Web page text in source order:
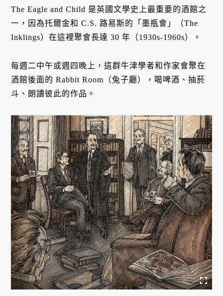
The Eagle and Child 是英國文學史上最重要的酒館之
一，因為托爾金和 C.S. 路易斯的「墨瓶會」（The
Inklings）在這裡聚會長達 30 年（1930s-1960s）。
每週二中午或週四晚上，這群牛津學者和作家會聚在
酒館後面的 Rabbit Room（兔子廳），喝啤酒、抽菸
斗、朗讀彼此的作品。